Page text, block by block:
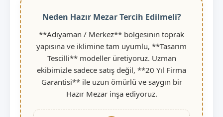
Neden Hazır Mezar Tercih Edilmeli?
**Adıyaman / Merkez** bölgesinin toprak
yapısına ve iklimine tam uyumlu, **Tasarım
Tescilli** modeller üretiyoruz. Uzman
ekibimizle sadece satış değil, **20 Yıl Firma
Garantisi** ile uzun ömürlü ve saygın bir
Hazır Mezar inşa ediyoruz.